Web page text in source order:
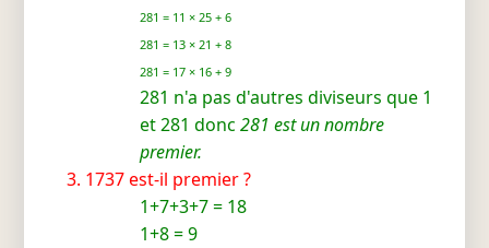
281 = 11 × 25 + 6
281 = 13 × 21 + 8
281 = 17 × 16 + 9
281 n'a pas d'autres diviseurs que 1
et 281 donc281 est un nombre
premier.
1737 est-il premier ?
1+7+3+7 = 18
1+8 = 9